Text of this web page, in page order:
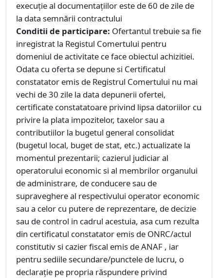
execuție al documentațiilor este de 60 de zile de
la data semnării contractului
Conditii de participare: Ofertantul trebuie sa fie
inregistrat la Registul Comertului pentru
domeniul de activitate ce face obiectul achizitiei.
Odata cu oferta se depune si Certificatul
constatator emis de Registrul Comertului nu mai
vechi de 30 zile la data depunerii ofertei,
certificate constatatoare privind lipsa datoriilor cu
privire la plata impozitelor, taxelor sau a
contributiilor la bugetul general consolidat
(bugetul local, buget de stat, etc.) actualizate la
momentul prezentarii; cazierul judiciar al
operatorului economic si al membrilor organului
de administrare, de conducere sau de
supraveghere al respectivului operator economic
sau a celor cu putere de reprezentare, de decizie
sau de control in cadrul acestuia, asa cum rezulta
din certificatul constatator emis de ONRC/actul
constitutiv si cazier fiscal emis de ANAF , iar
pentru sediile secundare/punctele de lucru, o
declaraţie pe propria răspundere privind